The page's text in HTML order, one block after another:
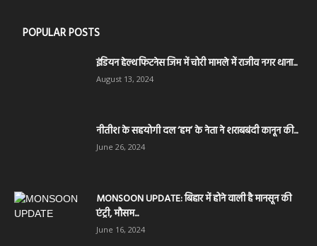
POPULAR POSTS
इंडियन हेल्थ फिटनेस जिम में चोरी मामले में राजीव नगर थाना...
August 13, 2024
नीतीश के सहयोगी दल ‘हम’ के नेता ने शराबबंदी कानून की...
June 26, 2024
MONSOON UPDATE: बिहार में होने वाली है मानसून की
एंट्री, मौसम...
June 16, 2024